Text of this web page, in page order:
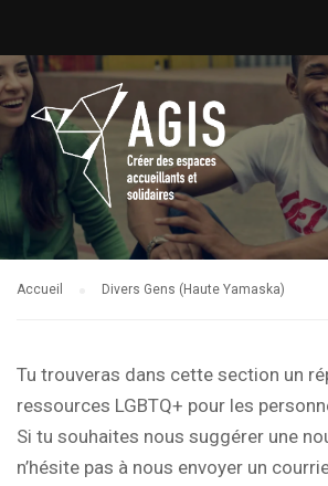
Accueil Divers Gens (Haute Yamaska)
Tu trouveras dans cette section un
ressources LGBTQ+ pour les
Si tu souhaites nous suggérer une
n’hésite pas à nous envoyer un